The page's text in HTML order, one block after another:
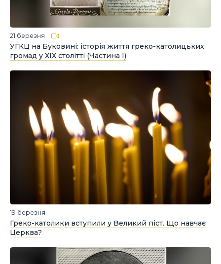
21 березня
УГКЦ на Буковині: історія життя греко-католицьких
громад у ХІХ столітті (Частина І)
19 березня
Греко-католики вступили у Великий піст. Що навчає
Церква?